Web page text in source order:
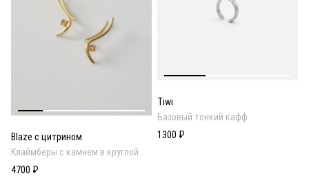
Blaze с цитрином
Клаймберы с камнем в круглой
огранке в золотом покрытии
4700 ₽
Tiwi
Базовый тонкий кафф
1300 ₽